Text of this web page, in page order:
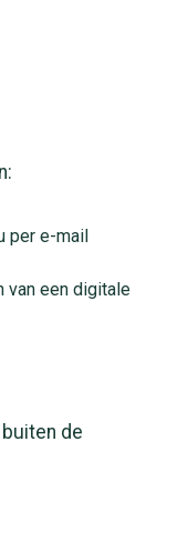
per e-mail
van een digitale
de